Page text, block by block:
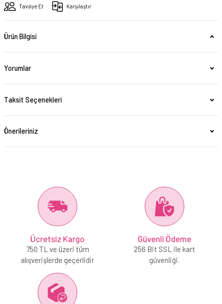
Tavsiye Et Karşılaştır
Ürün Bilgisi
Yorumlar
Taksit Seçenekleri
Önerileriniz
Ücretsiz Kargo
750 TL ve üzeri tüm
alışverişlerde geçerlidir
Güvenli Ödeme
256 Bit SSL ile kart
güvenliği.